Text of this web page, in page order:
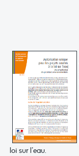
loi sur l’eau.